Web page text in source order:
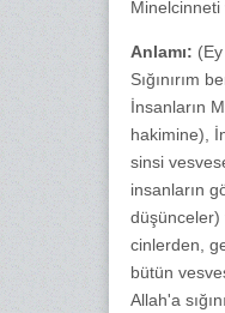
Minelcinneti
Anlamı:
Sığınırım
İnsanların
hakimine),
sinsi
insanların
düşünceler)
cinlerden,
bütün
Allah'a